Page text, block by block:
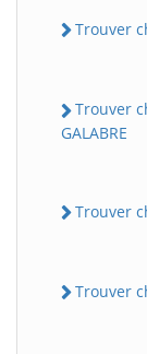
Trouver
Trouver
GALABRE
Trouver
Trouver